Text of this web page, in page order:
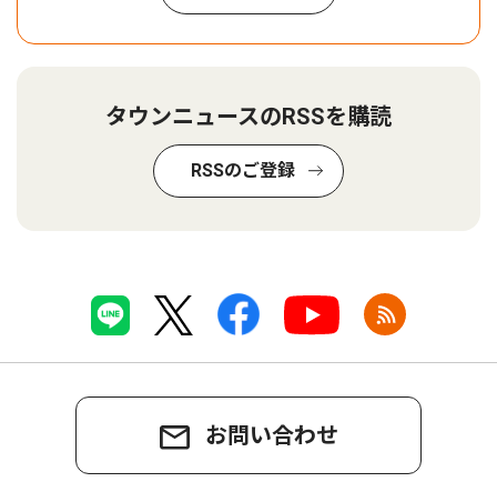
タウンニュースのRSSを購読
RSSのご登録
お問い合わせ